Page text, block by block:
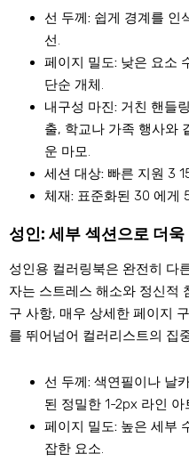
선 두께: 쉽게 경계를 인
선.
페이지 밀도: 낮은 요소
단순 개체.
내구성 마진: 거친 핸들
출, 학교나 가족 행사와
운 마모.
세션 대상: 빠른 지원 3
체재: 표준화된 30 에게
성인: 세부 섹션으로 더
성인용 컬러링북은 완전히 다
자는 스트레스 해소와 정신적
구 사항, 매우 상세한 페이지
를 뛰어넘어 컬러리스트의 집
선 두께: 색연필이나 날
된 정밀한 1-2px 라인 아
페이지 밀도: 높은 세부
잡한 요소.